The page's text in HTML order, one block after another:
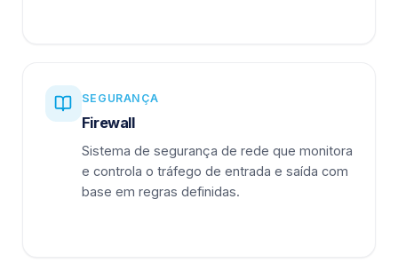
SEGURANÇA
Firewall
Sistema de segurança de rede que monitora
e controla o tráfego de entrada e saída com
base em regras definidas.